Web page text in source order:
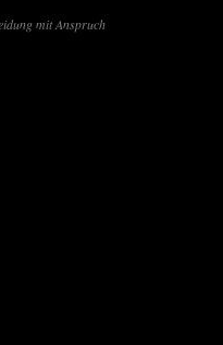
mit Anspruch